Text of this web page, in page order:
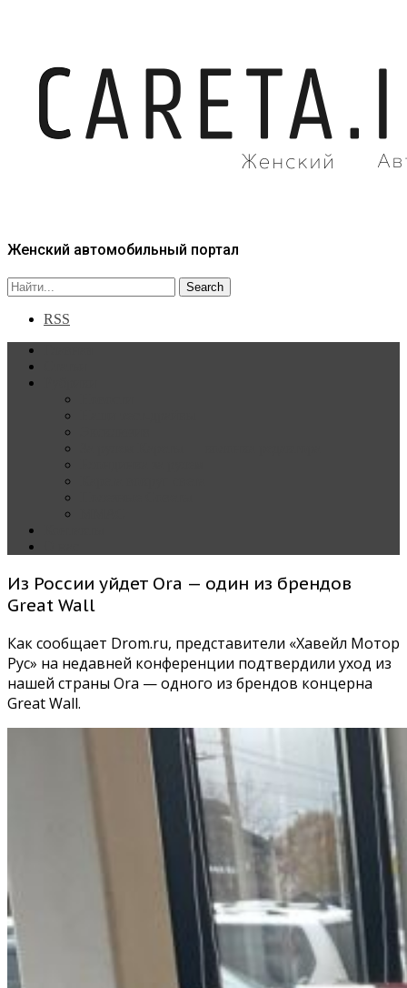
Женский автомобильный портал
RSS
Из России уйдет Ora — один из брендов
Great Wall
Как сообщает Drom.ru, представители «Хавейл Мотор
Рус» на недавней конференции подтвердили уход из
нашей страны Ora — одного из брендов концерна
Great Wall.